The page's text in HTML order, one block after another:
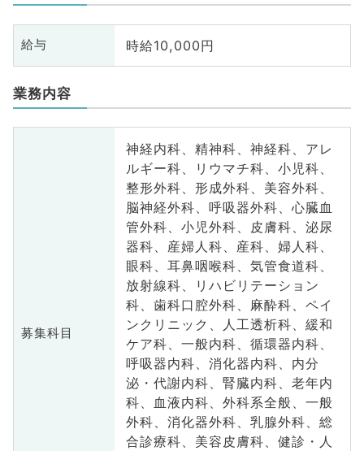
給与 時給10,000円
業務内容
募集科目
神経内科、精神科、神経科、アレ
ルギー科、リウマチ科、小児科、
整形外科、形成外科、美容外科、
脳神経外科、呼吸器外科、心臓血
管外科、小児外科、皮膚科、泌尿
器科、産婦人科、産科、婦人科、
眼科、耳鼻咽喉科、気管食道科、
放射線科、リハビリテーション
科、歯科口腔外科、麻酔科、ペイ
ンクリニック、人工透析科、緩和
ケア科、一般内科、循環器内科、
呼吸器内科、消化器内科、内分
泌・代謝内科、腎臓内科、老年内
科、血液内科、外科系全般、一般
外科、消化器外科、乳腺外科、総
合診療科、美容皮膚科、健診・人